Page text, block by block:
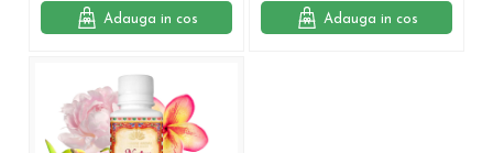
Adauga in cos Adauga in cos